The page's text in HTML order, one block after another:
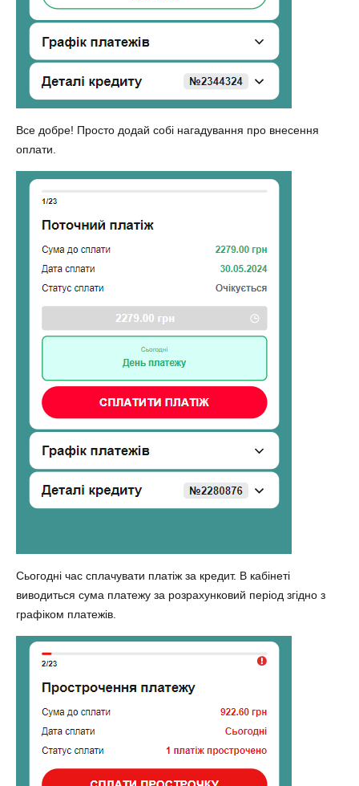
Все добре! Просто додай собі нагадування про внесення
оплати.
Сьогодні час сплачувати платіж за кредит. В кабінеті
виводиться сума платежу за розрахунковий період згідно з
графіком платежів.